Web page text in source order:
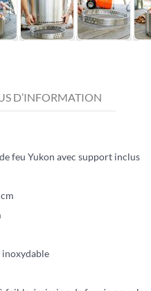
feu Yukon avec support inclus
D’INFORMATION